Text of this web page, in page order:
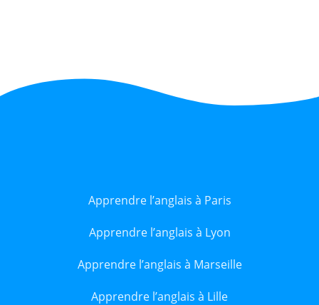
Apprendre l’anglais à Paris
Apprendre l’anglais à Lyon
Apprendre l’anglais à Marseille
Apprendre l’anglais à Lille